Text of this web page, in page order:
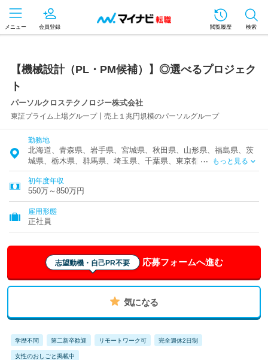
メニュー 会員登録 閲覧履歴 検索
【機械設計（PL・PM候補）】◎選べるプロジェク
ト
パーソルクロステクノロジー株式会社
東証プライム上場グループ┃売上１兆円規模のパーソルグループ
勤務地
北海道、青森県、岩手県、宮城県、秋田県、山形県、福島県、茨
城県、栃木県、群馬県、埼玉県、千葉県、東京都、神奈川県、富
山県、石川県、福井県、新潟県、山梨県、長野県、岐阜県、静岡
県、愛知県、三重県、滋賀県、京都府、大阪府、兵庫県、奈良
県、和歌山県、鳥取県、島根県、岡山県、広島県、山口県、徳島
県、香川県、愛媛県、高知県、福岡県、佐賀県、長崎県、熊本
県、大分県、宮崎県、鹿児島県、沖縄県
もっと見る
初年度年収
550万～850万円
雇用形態
正社員
志望動機・自己PR不要 応募フォームへ進む
気になる
学歴不問 第二新卒歓迎 リモートワーク可 完全週休2日制
女性のおしごと掲載中